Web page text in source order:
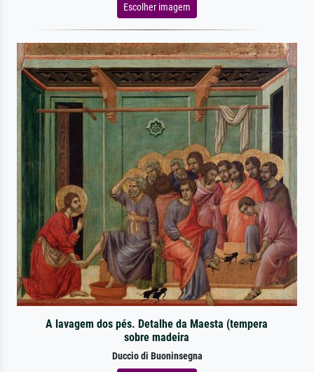
Escolher imagem
A lavagem dos pés. Detalhe da Maesta (tempera
sobre madeira
Duccio di Buoninsegna